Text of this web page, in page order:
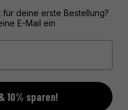
für deine erste Bestellung?
E-Mail ein
10% sparen!